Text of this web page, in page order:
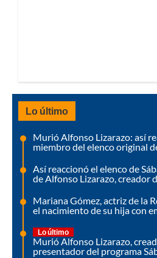
Lo último
Murió Alfonso Lizarazo: así
miembro del elenco original
Así reaccionó el elenco de
de Alfonso Lizarazo, creador
Mariana Gómez, actriz de la
el nacimiento de su hija con
Lo último
Murió Alfonso Lizarazo,
presentador del programa